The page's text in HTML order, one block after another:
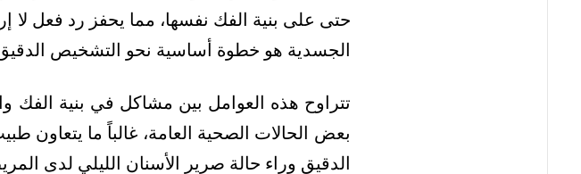
حتى على بنية الفك نفسها، مما يحفز رد فعل لا
الجسدية هو خطوة أساسية نحو التشخيص
تتراوح هذه العوامل بين مشاكل في بنية الفك
بعض الحالات الصحية العامة، غالباً ما يتعاون
الدقيق وراء حالة صرير الأسنان الليلي لدى